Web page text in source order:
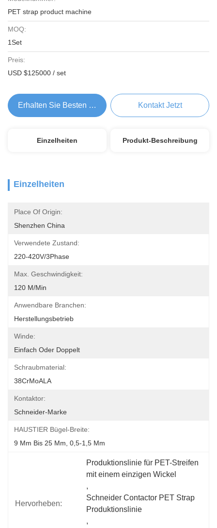
PET strap product machine
MOQ:
1Set
Preis:
USD $125000 / set
Erhalten Sie Besten Preis Kontakt Jetzt
Einzelheiten Produkt-Beschreibung
Einzelheiten
Place Of Origin:
Shenzhen China
Verwendete Zustand:
220-420V/3Phase
Max. Geschwindigkeit:
120 M/min
Anwendbare Branchen:
Herstellungsbetrieb
Winde:
Einfach Oder Doppelt
Schraubmaterial:
38CrMoALA
Kontaktor:
Schneider-Marke
HAUSTIER Bügel-Breite:
9 Mm Bis 25 Mm, 0,5-1,5 Mm
Hervorheben:
Produktionslinie für PET-Streifen
mit einem einzigen Wickel
,
Schneider Contactor PET Strap
Produktionslinie
,